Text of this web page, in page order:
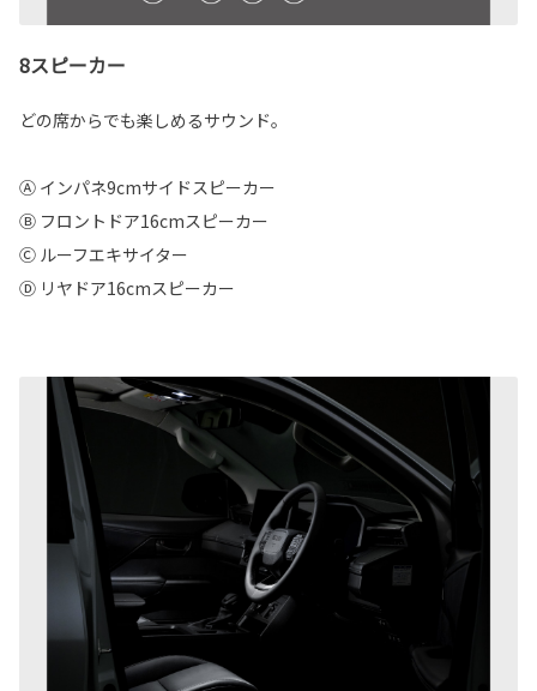
8スピーカー
どの席からでも楽しめるサウンド。
Ⓐ インパネ9cmサイドスピーカー
Ⓑ フロントドア16cmスピーカー
Ⓒ ルーフエキサイター
Ⓓ リヤドア16cmスピーカー